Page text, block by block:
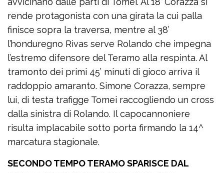
rende protagonista con una girata la cui palla
finisce sopra la traversa, mentre al 38’
l’honduregno Rivas serve Rolando che impegna
l’estremo difensore del Teramo alla respinta. Al
tramonto dei primi 45’ minuti di gioco arriva il
raddoppio amaranto. Simone Corazza, sempre
lui, di testa trafigge Tomei raccogliendo un cross
dalla sinistra di Rolando. Il capocannoniere
risulta implacabile sotto porta firmando la 14^
marcatura stagionale.
SECONDO TEMPO TERAMO SPARISCE DAL